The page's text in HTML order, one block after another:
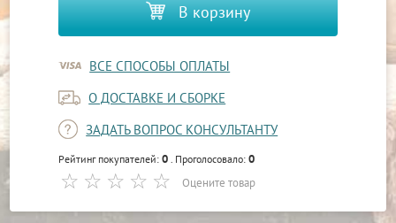
В корзину
ВСЕ СПОСОБЫ ОПЛАТЫ
О ДОСТАВКЕ И СБОРКЕ
ЗАДАТЬ ВОПРОС КОНСУЛЬТАНТУ
Рейтинг покупателей:0 . Проголосовало:0
Оцените товар